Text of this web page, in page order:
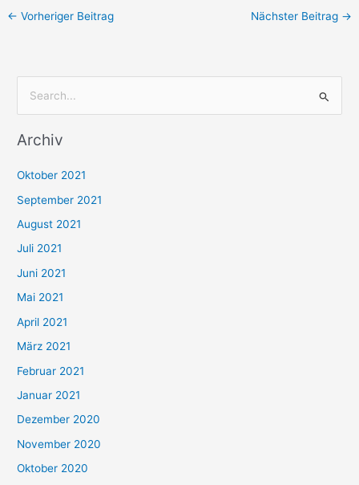
← Vorheriger Beitrag Nächster Beitrag →
c
n
n
a
c
h
:
Archiv
Oktober 2021
September 2021
August 2021
Juli 2021
Juni 2021
Mai 2021
April 2021
März 2021
Februar 2021
Januar 2021
Dezember 2020
November 2020
Oktober 2020